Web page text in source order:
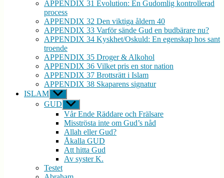
APPENDIX 31 Evolution: En Gudomlig kontrollerad
process
APPENDIX 32 Den viktiga åldern 40
APPENDIX 33 Varför sände Gud en budbärare nu?
APPENDIX 34 Kyskhet/Oskuld: En egenskap hos sant
troende
APPENDIX 35 Droger & Alkohol
APPENDIX 36 Vilket pris en stor nation
APPENDIX 37 Brottsrätt i Islam
APPENDIX 38 Skaparens signatur
ISLAM Visa
undermeny
GUD Visa
undermeny
Vår Ende Räddare och Frälsare
Misströsta inte om Gud’s nåd
Allah eller Gud?
Åkalla GUD
Att hitta Gud
Av syster K.
Testet